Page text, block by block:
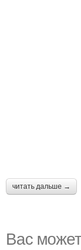
читать дальше →
Вас